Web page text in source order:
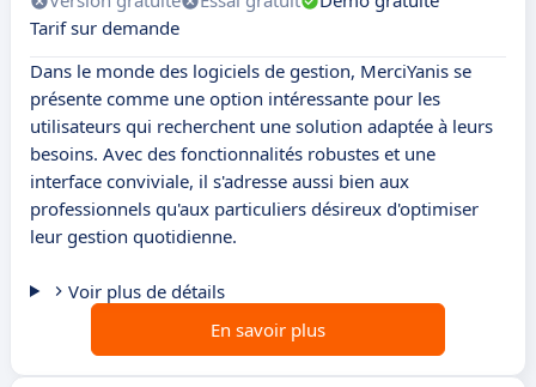
Tarif sur demande
Dans le monde des logiciels de gestion, MerciYanis se
présente comme une option intéressante pour les
utilisateurs qui recherchent une solution adaptée à leurs
besoins. Avec des fonctionnalités robustes et une
interface conviviale, il s'adresse aussi bien aux
professionnels qu'aux particuliers désireux d'optimiser
leur gestion quotidienne.
Voir plus de détails
En savoir plus